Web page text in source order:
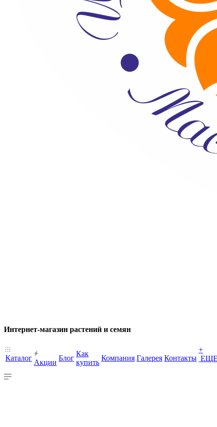
Интернет-магазин растений и семян
Каталог
Акции
Блог
Как
купить
Компания Галерея Контакты
+